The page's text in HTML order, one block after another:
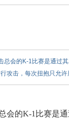
总会的K-1比赛是通过
攻击，每次扭抱只允
会的K-1比赛是